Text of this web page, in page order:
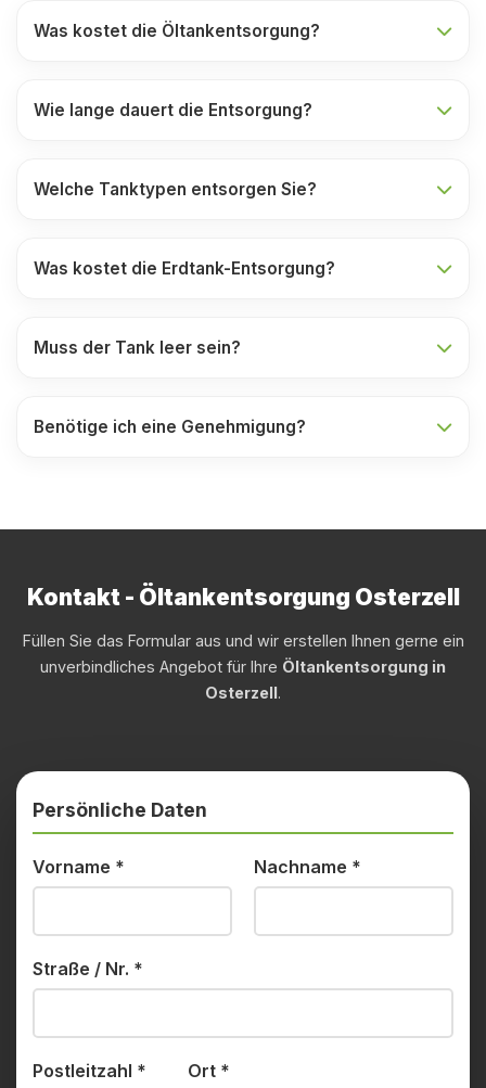
Was kostet die Öltankentsorgung?
Wie lange dauert die Entsorgung?
Welche Tanktypen entsorgen Sie?
Was kostet die Erdtank-Entsorgung?
Muss der Tank leer sein?
Benötige ich eine Genehmigung?
Kontakt - Öltankentsorgung Osterzell
Füllen Sie das Formular aus und wir erstellen Ihnen gerne ein
unverbindliches Angebot für Ihre Öltankentsorgung in
Osterzell.
Persönliche Daten
Vorname * Nachname *
Straße / Nr. *
Postleitzahl * Ort *